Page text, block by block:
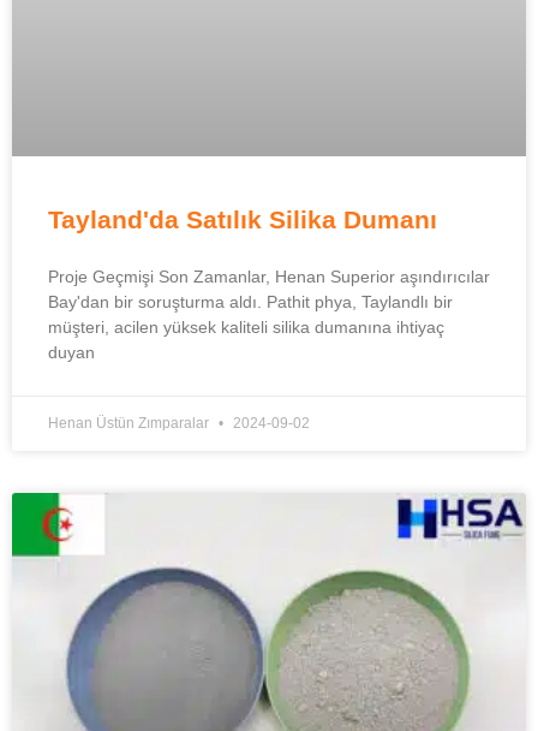
Tayland'da Satılık Silika Dumanı
Proje Geçmişi Son Zamanlar, Henan Superior aşındırıcılar
Bay'dan bir soruşturma aldı. Pathit phya, Taylandlı bir
müşteri, acilen yüksek kaliteli silika dumanına ihtiyaç
duyan
Henan Üstün Zımparalar 2024-09-02